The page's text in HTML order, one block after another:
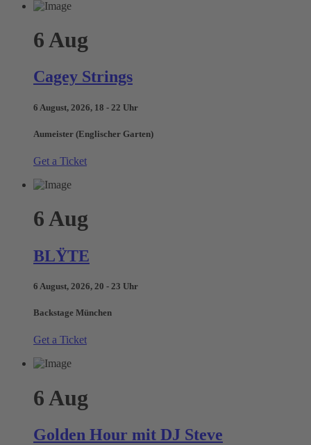
6 Aug
Cagey Strings
6 August, 2026, 18 - 22 Uhr
Aumeister (Englischer Garten)
Get a Ticket
6Aug
BLŸTE
6 August, 2026, 20 - 23 Uhr
Backstage München
Get a Ticket
6 Aug
Golden Hour mit DJ Steve